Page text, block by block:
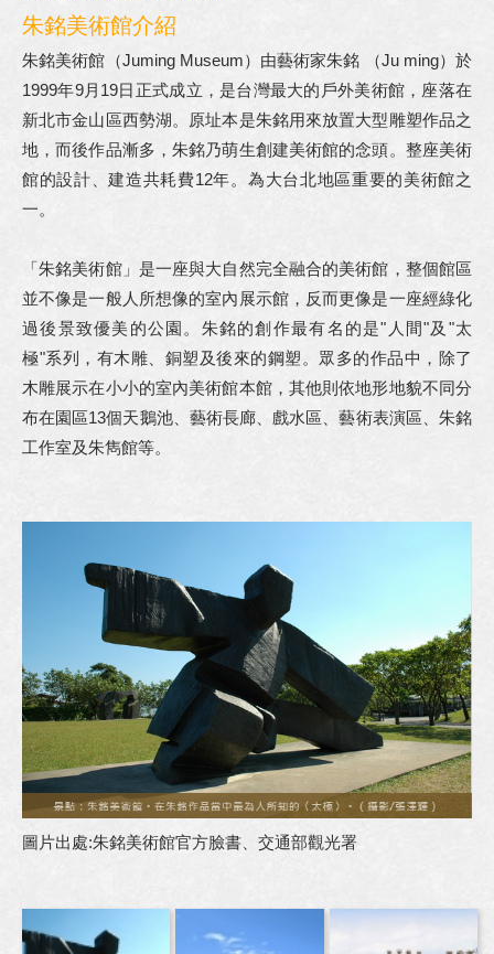
朱銘美術館介紹
朱銘美術館（Juming Museum）由藝術家朱銘 （Ju ming）於
1999年9月19日正式成立，是台灣最大的戶外美術館，座落在
新北市金山區西勢湖。原址本是朱銘用來放置大型雕塑作品之
地，而後作品漸多，朱銘乃萌生創建美術館的念頭。整座美術
館的設計、建造共耗費12年。為大台北地區重要的美術館之
一。
「朱銘美術館」是一座與大自然完全融合的美術館，整個館區
並不像是一般人所想像的室內展示館，反而更像是一座經綠化
過後景致優美的公園。朱銘的創作最有名的是"人間"及"太
極"系列，有木雕、銅塑及後來的鋼塑。眾多的作品中，除了
木雕展示在小小的室內美術館本館，其他則依地形地貌不同分
布在園區13個天鵝池、藝術長廊、戲水區、藝術表演區、朱銘
工作室及朱雋館等。
圖片出處:朱銘美術館官方臉書、交通部觀光署